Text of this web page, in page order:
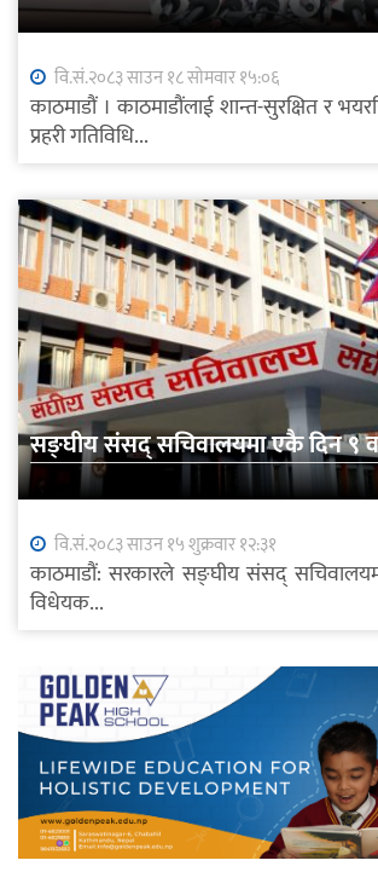
वि.सं.२०८३ साउन १८ सोमवार १५:०६
काठमाडौं । काठमाडौंलाई शान्त-सुरक्षित र
प्रहरी गतिविधि...
सङ्घीय संसद् सचिवालयमा एकै दिन ९
वि.सं.२०८३ साउन १५ शुक्रवार १२:३१
काठमाडौं: सरकारले सङ्घीय संसद्
विधेयक...